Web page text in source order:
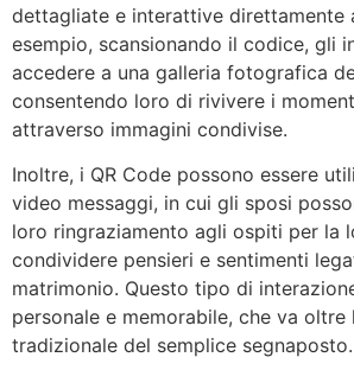
dettagliate e interattive direttamente
esempio, scansionando il codice, gli
accedere a una galleria fotografica
consentendo loro di rivivere i
attraverso immagini condivise.
Inoltre, i QR Code possono essere
video messaggi, in cui gli sposi
loro ringraziamento agli ospiti per la
condividere pensieri e sentimenti
matrimonio. Questo tipo di
personale e memorabile, che va oltre
tradizionale del semplice segnaposto.